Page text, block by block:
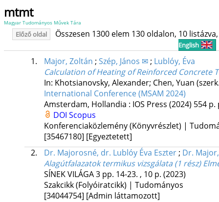
mtmt
Magyar Tudományos Művek Tára
Előző oldal Összesen 1300 elem 130 oldalon, 10
English
1. Major, Zoltán ; Szép, János ✉; Lublóy, Éva
Calculation of Heating of Reinforced Concrete
In: Khotsianovsky, Alexander; Chen, Yuan
International Conference (MSAM 2024)
Amsterdam, Hollandia : IOS Press (2024) 554 p.
DOI Scopus
Konferenciaközlemény (Könyvrészlet) |
[35467180] [Egyeztetett]
2.
Dr. Majorosné, dr. Lublóy Éva Eszter; Dr.
Alagútfalazatok termikus vizsgálata (1 rész)
SÍNEK VILÁGA3 pp. 14-23. , 10 p. (2023)
Szakcikk (Folyóiratcikk) | Tudományos
[34044754] [Admin láttamozott]